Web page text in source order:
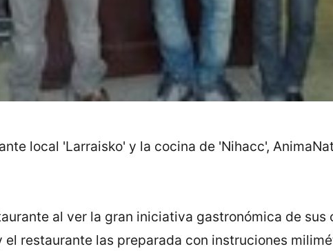
local 'Larraisko' y la cocina de 'Nihacc',
al ver la gran iniciativa gastronómica de
restaurante las preparada con instruciones